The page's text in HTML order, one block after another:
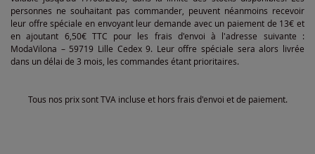
personnes ne souhaitant pas commander, peuvent néanmoins recevoir
leur offre spéciale en envoyant leur demande avec un paiement de 13€ et
en ajoutant 6,50€ TTC pour les frais d'envoi à l'adresse suivante :
ModaVilona – 59719 Lille Cedex 9. Leur offre spéciale sera alors livrée
dans un délai de 3 mois, les commandes étant prioritaires.
Tous nos prix sont TVA incluse et hors frais d'envoi et de paiement.